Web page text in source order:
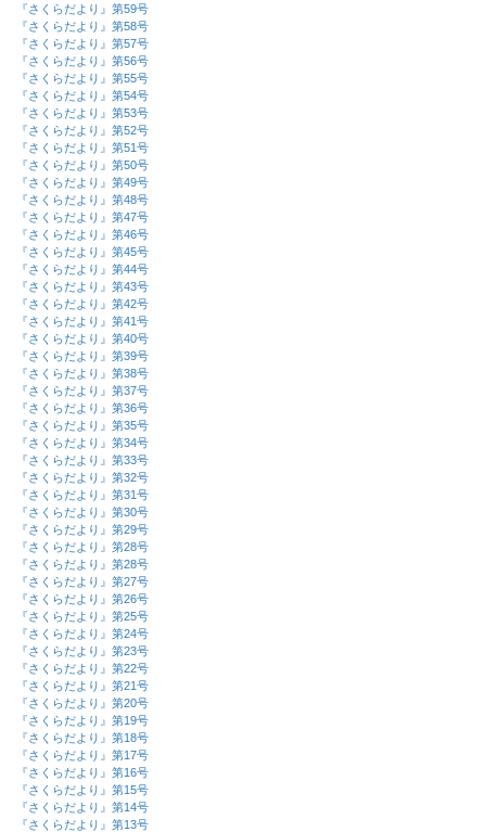
『さくらだより』第59号
『さくらだより』第58号
『さくらだより』第57号
『さくらだより』第56号
『さくらだより』第55号
『さくらだより』第54号
『さくらだより』第53号
『さくらだより』第52号
『さくらだより』第51号
『さくらだより』第50号
『さくらだより』第49号
『さくらだより』第48号
『さくらだより』第47号
『さくらだより』第46号
『さくらだより』第45号
『さくらだより』第44号
『さくらだより』第43号
『さくらだより』第42号
『さくらだより』第41号
『さくらだより』第40号
『さくらだより』第39号
『さくらだより』第38号
『さくらだより』第37号
『さくらだより』第36号
『さくらだより』第35号
『さくらだより』第34号
『さくらだより』第33号
『さくらだより』第32号
『さくらだより』第31号
『さくらだより』第30号
『さくらだより』第29号
『さくらだより』第28号
『さくらだより』第28号
『さくらだより』第27号
『さくらだより』第26号
『さくらだより』第25号
『さくらだより』第24号
『さくらだより』第23号
『さくらだより』第22号
『さくらだより』第21号
『さくらだより』第20号
『さくらだより』第19号
『さくらだより』第18号
『さくらだより』第17号
『さくらだより』第16号
『さくらだより』第15号
『さくらだより』第14号
『さくらだより』第13号